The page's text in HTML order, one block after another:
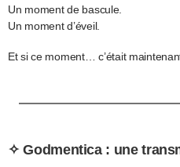
Un moment de bascule.
Un moment d’éveil.
Et si ce moment… c’était
✧ Godmentica : une